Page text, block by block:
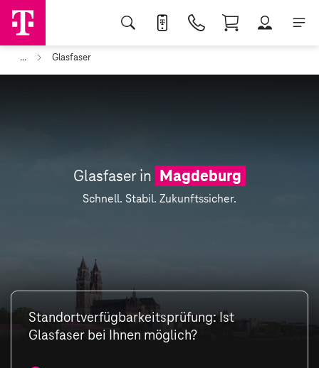
... Glasfaser
Glasfaser in Magdeburg
Schnell. Stabil. Zukunftssicher.
Standortverfügbarkeitsprüfung: Ist
Glasfaser bei Ihnen möglich?